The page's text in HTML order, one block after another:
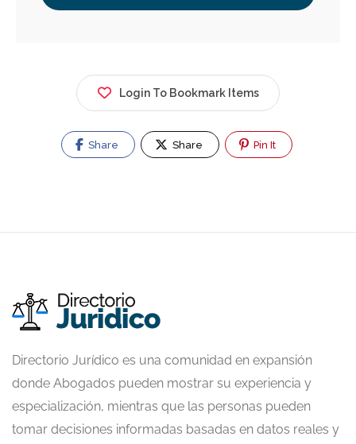
Login To Bookmark Items
Share Share Pin It
Directorio Jurídico es una comunidad en expansión
donde Abogados pueden mostrar su experiencia y
especialización, mientras que las personas pueden
tomar decisiones informadas basadas en datos reales y